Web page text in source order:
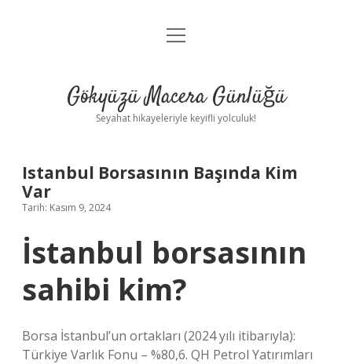
Anasayfa
Yasal Uyarı
menüyü
Gökyüzü Macera Günlüğü
Seyahat hikayeleriyle keyifli yolculuk!
Istanbul Borsasının Başında Kim
Var
Tarih: Kasım 9, 2024
İstanbul borsasının
sahibi kim?
Borsa İstanbul’un ortakları (2024 yılı itibarıyla):
Türkiye Varlık Fonu – %80,6. QH Petrol Yatırımları